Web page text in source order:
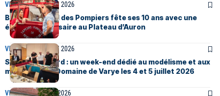
VIE LOCALE16 JUIN 2026
Bourges : le Bal des Pompiers fête ses 10 ans avec une
édition anniversaire au Plateau d’Auron
VIE LOCALE15 JUIN 2026
Saint-Doulchard : un week-end dédié au modélisme et aux
miniatures au Domaine de Varye les 4 et 5 juillet 2026
VIE LOCALE6 JUIN 2026